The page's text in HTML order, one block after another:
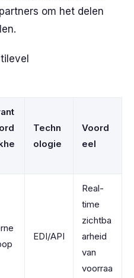
om het delen
Techn
ologie
Voord
eel
EDI/API
Real-
time
zichtba
arheid
van
voorraa